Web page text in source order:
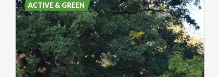
ACTIVE & GREEN